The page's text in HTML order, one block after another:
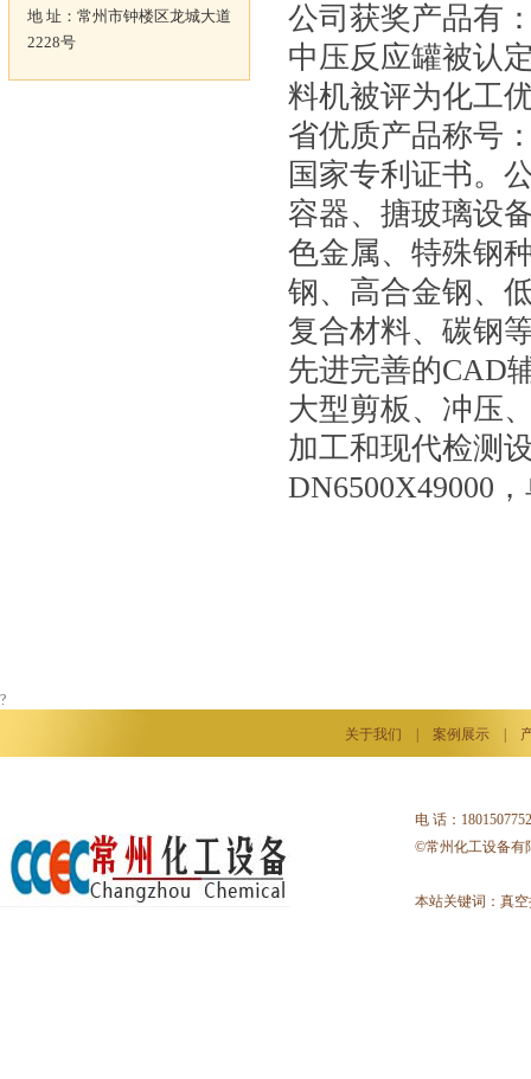
地 址：常州市钟楼区龙城大道
2228号
公司获奖产品有
中压反应罐被认
料机被评为化工
省优质产品称号
国家专利证书。
容器、搪玻璃设
色金属、特殊钢
钢、高合金钢、
复合材料、碳钢
先进完善的CAD
大型剪板、冲压
加工和现代检测
DN6500X49000
?
关于我们 案例展示
电 话：
©常州化工设备有
本站关键词： 真